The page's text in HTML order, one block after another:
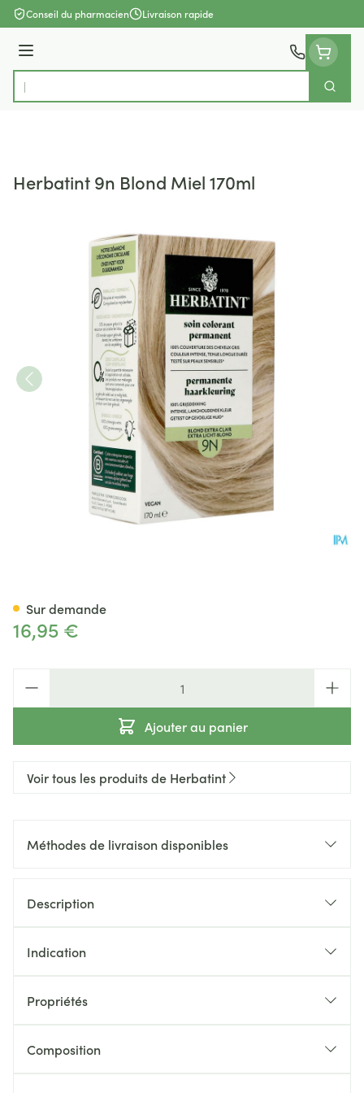
Aller au contenu
Conseil du pharmacien Livraison rapide
Menu
Rechercher
Herbatint 9n Blond Miel 170ml
16,95 €
Ajouter au panier
Sur demande
Voir tous les produits de Herbatint
Méthodes de livraison disponibles
Description
Indication
Propriétés
Composition